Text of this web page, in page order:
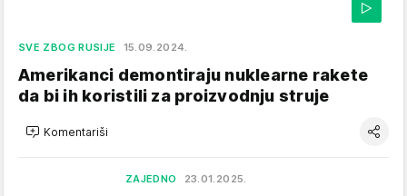
SVE ZBOG RUSIJE 15.09.2024.
Amerikanci demontiraju nuklearne rakete
da bi ih koristili za proizvodnju struje
Komentariši
ZAJEDNO 23.01.2025.